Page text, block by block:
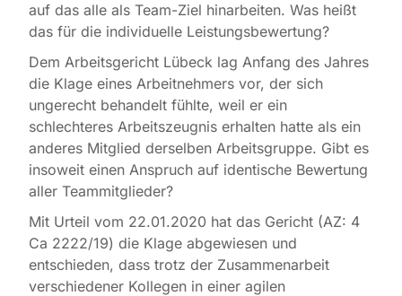
auf das alle als Team-Ziel hinarbeiten. Was heißt
das für die individuelle Leistungsbewertung?
Dem Arbeitsgericht Lübeck lag Anfang des Jahres
die Klage eines Arbeitnehmers vor, der sich
ungerecht behandelt fühlte, weil er ein
schlechteres Arbeitszeugnis erhalten hatte als ein
anderes Mitglied derselben Arbeitsgruppe. Gibt es
insoweit einen Anspruch auf identische Bewertung
aller Teammitglieder?
Mit Urteil vom 22.01.2020 hat das Gericht (AZ: 4
Ca 2222/19) die Klage abgewiesen und
entschieden, dass trotz der Zusammenarbeit
verschiedener Kollegen in einer agilen